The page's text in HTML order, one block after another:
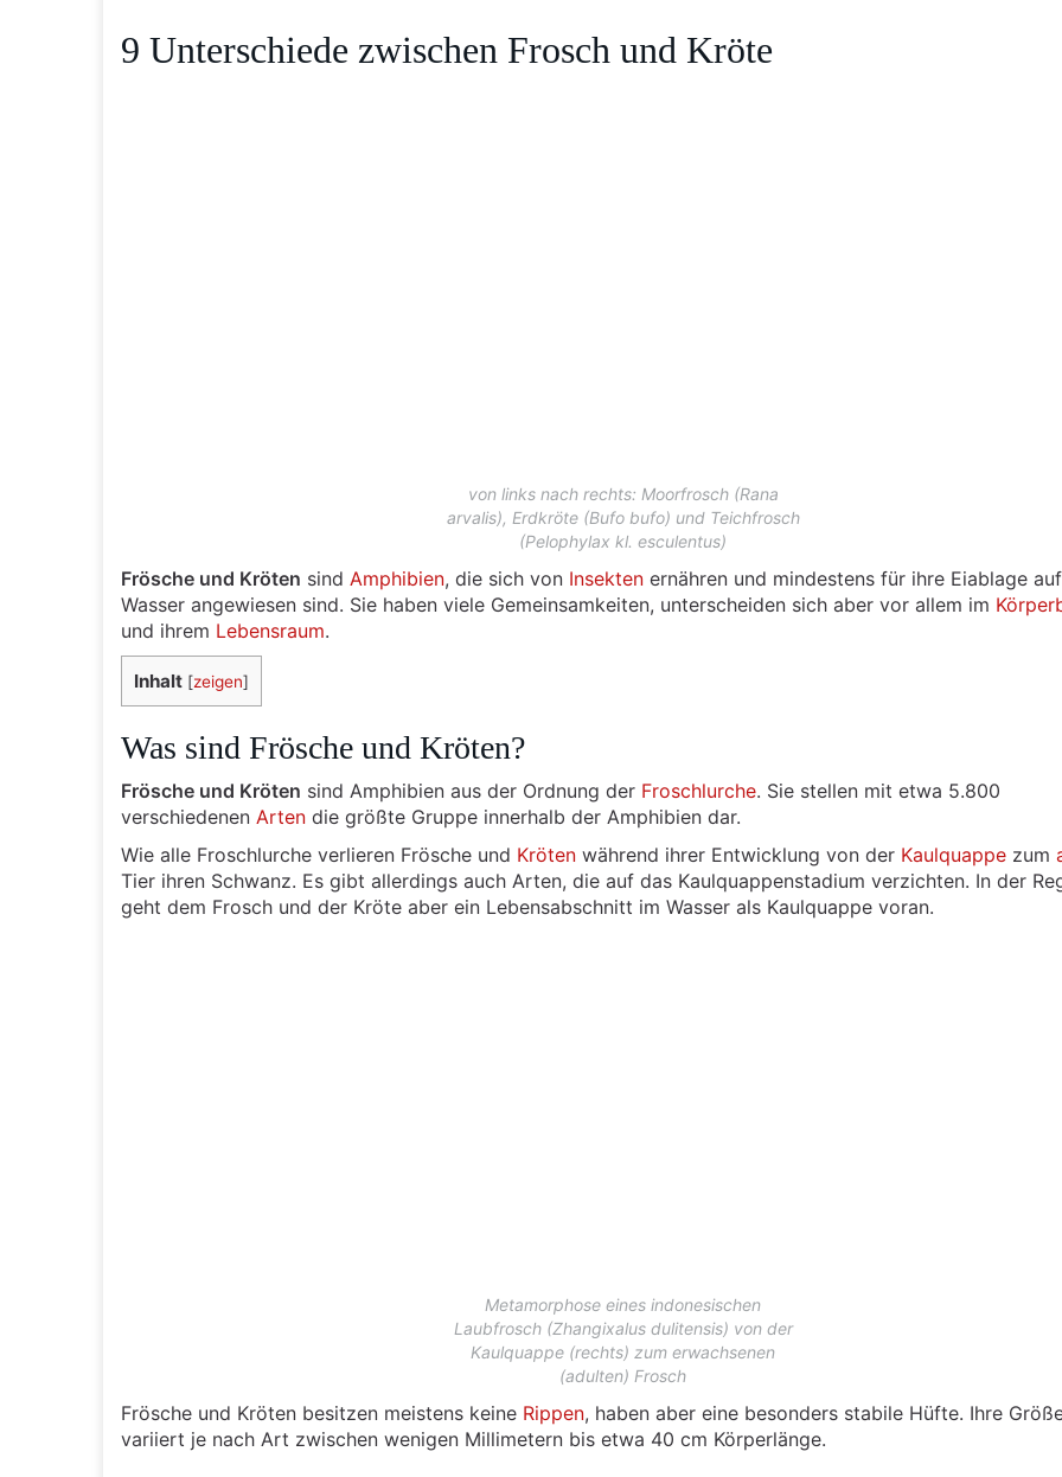
9 Unterschiede zwischen Frosch und Kröte
von links nach rechts: Moorfrosch (Rana
arvalis), Erdkröte (Bufo bufo) und Teichfrosch
(Pelophylax kl. esculentus)
Frösche und Kröten sind Amphibien, die sich von Insekten ernähren und mindestens für ihre Eiablage
Wasser angewiesen sind. Sie haben viele Gemeinsamkeiten, unterscheiden sich aber vor allem im
und ihrem Lebensraum.
Inhalt [zeigen]
Was sind Frösche und Kröten?
Frösche und Kröten sind Amphibien aus der Ordnung der Froschlurche. Sie stellen mit etwa 5.800
verschiedenen Arten die größte Gruppe innerhalb der Amphibien dar.
Wie alle Froschlurche verlieren Frösche und Kröten während ihrer Entwicklung von der Kaulquappe zum
Tier ihren Schwanz. Es gibt allerdings auch Arten, die auf das Kaulquappenstadium verzichten. In der
geht dem Frosch und der Kröte aber ein Lebensabschnitt im Wasser als Kaulquappe voran.
Metamorphose eines indonesischen
Laubfrosch (Zhangixalus dulitensis) von der
Kaulquappe (rechts) zum erwachsenen
(adulten) Frosch
Frösche und Kröten besitzen meistens keine Rippen, haben aber eine besonders stabile Hüfte. Ihre
variiert je nach Art zwischen wenigen Millimetern bis etwa 40 cm Körperlänge.